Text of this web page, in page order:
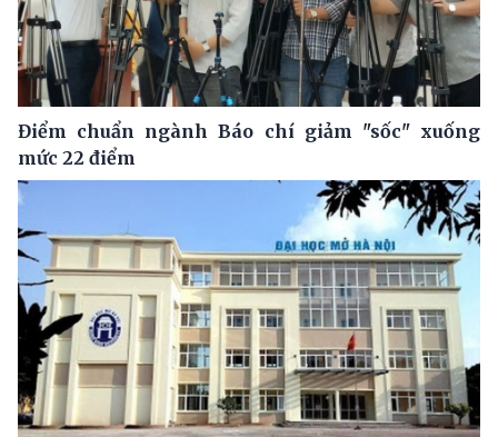
Điểm chuẩn ngành Báo chí giảm "sốc" xuống
mức 22 điểm